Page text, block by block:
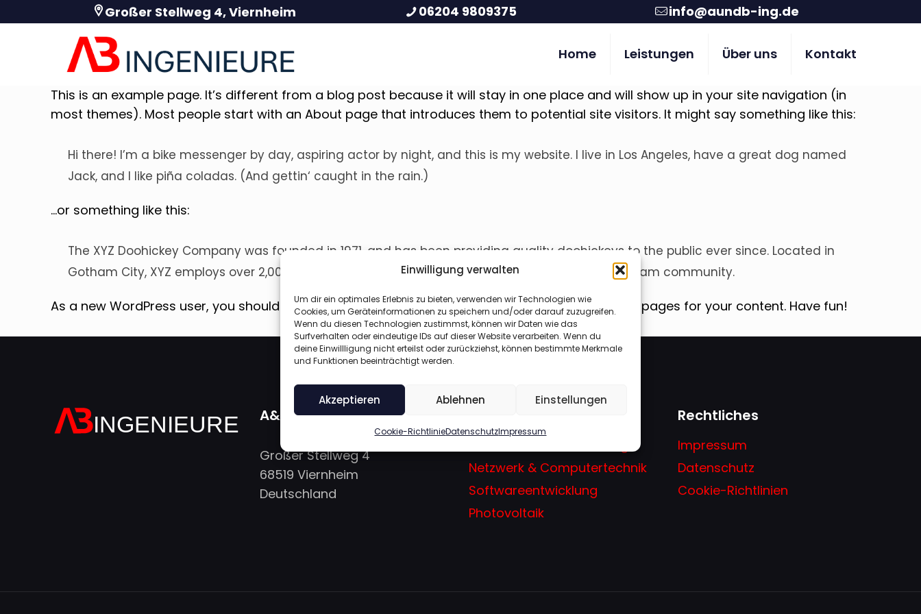
Einwilligung verwalten
Um dir ein optimales Erlebnis zu bieten, verwenden wir Technologien wie
Cookies, um Geräteinformationen zu speichern und/oder darauf zuzugreifen.
Wenn du diesen Technologien zustimmst, können wir Daten wie das
Surfverhalten oder eindeutige IDs auf dieser Website verarbeiten. Wenn du
deine Einwillligung nicht erteilst oder zurückziehst, können bestimmte Merkmale
und Funktionen beeinträchtigt werden.
Akzeptieren Ablehnen Einstellungen
Cookie-RichtlinieDatenschutzImpressum
Großer Stellweg 4, Viernheim 06204 9809375 info@aundb-ing.de
Home Leistungen Über uns Kontakt
This is an example page. It’s different from a blog post because it will stay in one place and will show up in your site navigation (in
most themes). Most people start with an About page that introduces them to potential site visitors. It might say something like this:
Hi there! I’m a bike messenger by day, aspiring actor by night, and this is my website. I live in Los Angeles, have a great dog named
Jack, and I like piña coladas. (And gettin‘ caught in the rain.)
…or something like this:
The XYZ Doohickey Company was founded in 1971, and has been providing quality doohickeys to the public ever since. Located in
Gotham City, XYZ employs over 2,000 people and does all kinds of awesome things for the Gotham community.
As a new WordPress user, you should go toyour dashboardto delete this page and create new pages for your content. Have fun!
A&B Ingenieure GmbH
Großer Stellweg 4
68519 Viernheim
Deutschland
Netzwerk & Computertechnik
Softwareentwicklung
Photovoltaik
Rechtliches
Impressum
Datenschutz
Cookie-Richtlinien